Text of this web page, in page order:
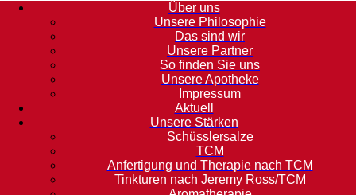
Über uns
Unsere Philosophie
Das sind wir
Unsere Partner
So finden Sie uns
Unsere Apotheke
Impressum
Aktuell
Unsere Stärken
Schüsslersalze
TCM
Anfertigung und Therapie nach TCM
Tinkturen nach Jeremy Ross/TCM